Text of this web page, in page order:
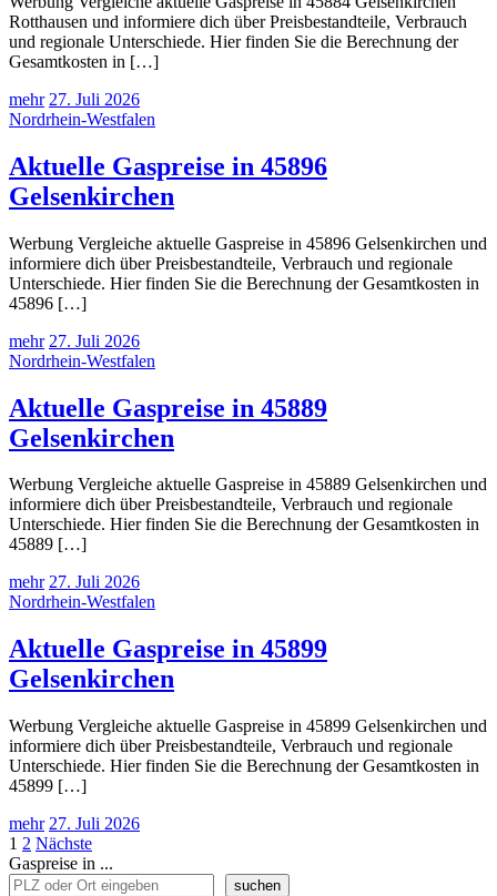
Rotthausen und informiere dich über Preisbestandteile, Verbrauch
und regionale Unterschiede. Hier finden Sie die Berechnung der
Gesamtkosten in […]
mehr 27. Juli 2026
Nordrhein-Westfalen
Aktuelle Gaspreise in 45896
Gelsenkirchen
Werbung Vergleiche aktuelle Gaspreise in 45896 Gelsenkirchen und
informiere dich über Preisbestandteile, Verbrauch und regionale
Unterschiede. Hier finden Sie die Berechnung der Gesamtkosten in
45896 […]
mehr 27. Juli 2026
Nordrhein-Westfalen
Aktuelle Gaspreise in 45889
Gelsenkirchen
Werbung Vergleiche aktuelle Gaspreise in 45889 Gelsenkirchen und
informiere dich über Preisbestandteile, Verbrauch und regionale
Unterschiede. Hier finden Sie die Berechnung der Gesamtkosten in
45889 […]
mehr 27. Juli 2026
Nordrhein-Westfalen
Aktuelle Gaspreise in 45899
Gelsenkirchen
Werbung Vergleiche aktuelle Gaspreise in 45899 Gelsenkirchen und
informiere dich über Preisbestandteile, Verbrauch und regionale
Unterschiede. Hier finden Sie die Berechnung der Gesamtkosten in
45899 […]
mehr 27. Juli 2026
Seitennummerierung
der
1 2 Nächste
Gaspreise in ...
suchen